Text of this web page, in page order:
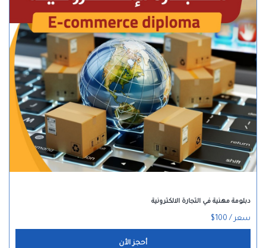
دبلومة مهنية في التجارة الالكترونية
سعر / 100$
أحجز الأن